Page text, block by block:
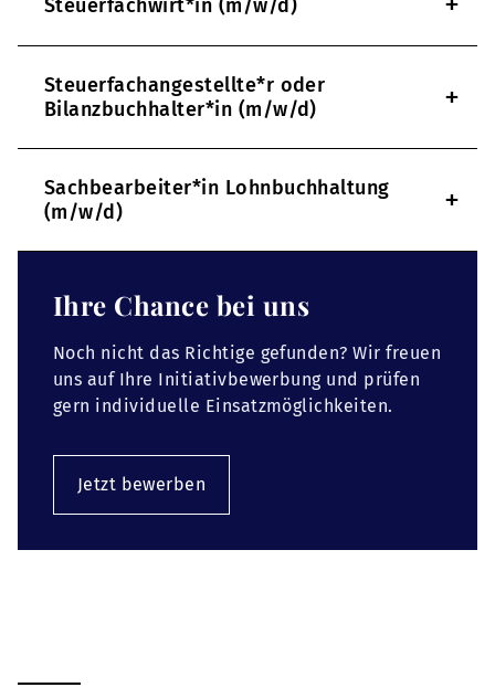
Steuerfachwirt*in (m/w/d)
Steuerfachangestellte*r oder
Bilanzbuchhalter*in (m/w/d)
+
Sachbearbeiter*in Lohnbuchhaltung
(m/w/d)
+
Ihre Chance bei uns
Noch nicht das Richtige gefunden? Wir freuen
uns auf Ihre Initiativbewerbung und prüfen
gern individuelle Einsatzmöglichkeiten.
Jetzt bewerben